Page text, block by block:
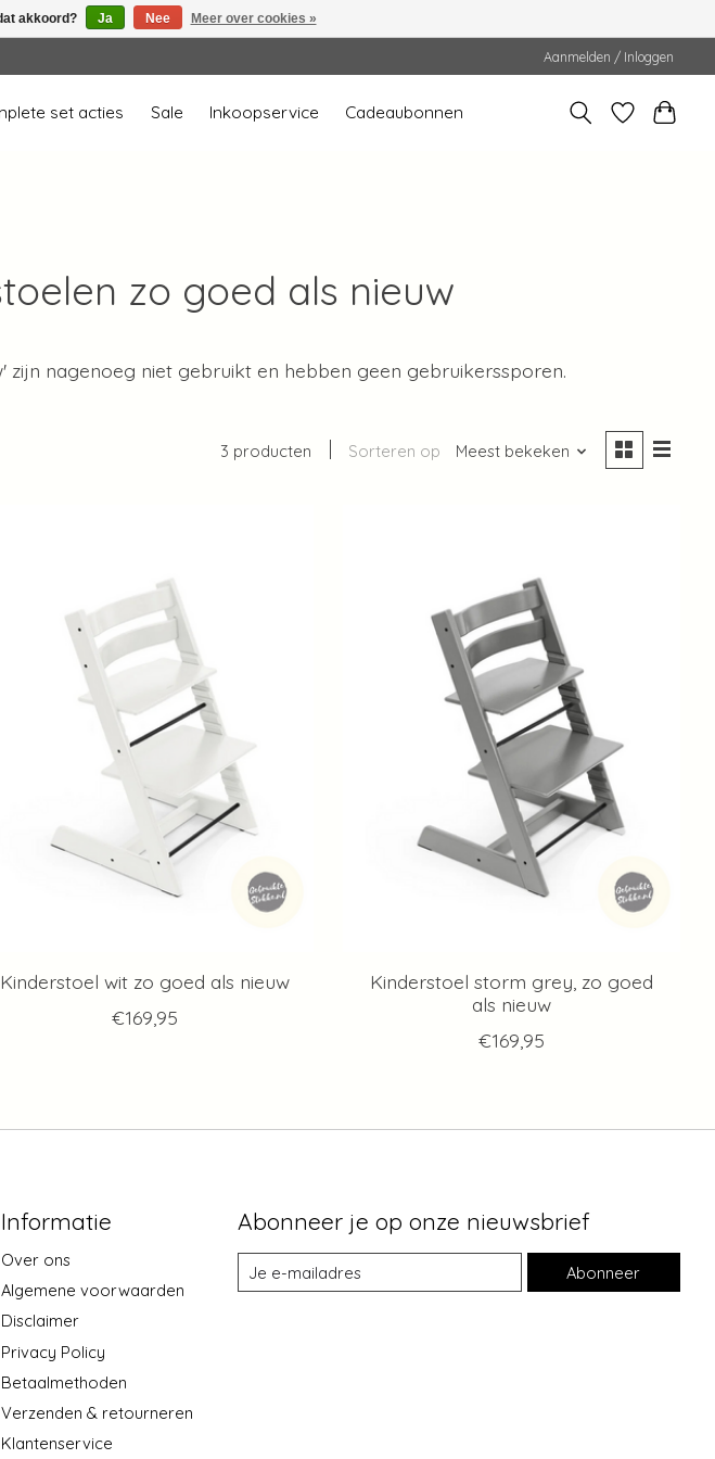
Aanmelden / Inloggen
set acties Sale Inkoopservice Cadeaubonnen
zo goed als nieuw
nagenoeg niet gebruikt en hebben geen gebruikerssporen.
3 producten Sorteren op Meest bekeken
Kinderstoel wit zo goed als nieuw
€169,95
Kinderstoel storm grey, zo goed
als nieuw
€169,95
Informatie
Over ons
Algemene voorwaarden
Disclaimer
Privacy Policy
Betaalmethoden
Verzenden & retourneren
Klantenservice
Abonneer je op onze nieuwsbrief
Abonneer
akkoord? Ja Nee Meer over cookies »